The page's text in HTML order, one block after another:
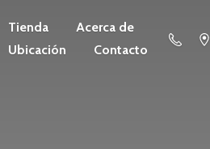
Tienda
Acerca de
Ubicación
Contacto